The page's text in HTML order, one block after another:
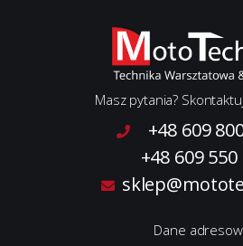
Masz pytania?
+48 609
+48 609 550
Dane